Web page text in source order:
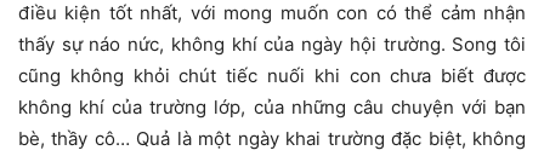
điều kiện tốt nhất, với mong muốn con có thể cảm nhận
thấy sự náo nức, không khí của ngày hội trường. Song tôi
cũng không khỏi chút tiếc nuối khi con chưa biết được
không khí của trường lớp, của những câu chuyện với bạn
bè, thầy cô… Quả là một ngày khai trường đặc biệt, không